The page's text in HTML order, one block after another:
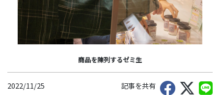
商品を陳列するゼミ生
2022/11/25 記事を共有